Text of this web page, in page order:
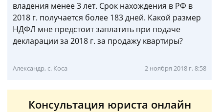
владения менее 3 лет. Срок нахождения в РФ в
2018 г. получается более 183 дней. Какой размер
НДФЛ мне предстоит заплатить при подаче
декларации за 2018 г. за продажу квартиры?
Александр, с. Коса 2 ноября 2018 г. 8:58
Консультация юриста онлайн